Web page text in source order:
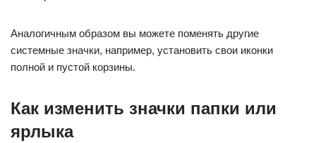
Аналогичным образом вы можете поменять другие
системные значки, например, установить свои иконки
полной и пустой корзины.
Как изменить значки папки или
ярлыка